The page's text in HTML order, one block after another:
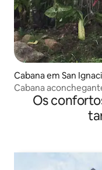
Cabana em San
Cabana
colinaOs